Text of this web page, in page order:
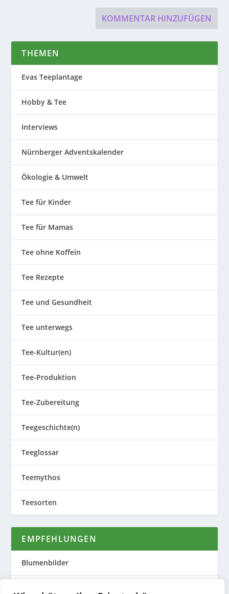
THEMEN
Evas Teeplantage
Hobby & Tee
Interviews
Nürnberger Adventskalender
Ökologie & Umwelt
Tee für Kinder
Tee für Mamas
Tee ohne Koffein
Tee Rezepte
Tee und Gesundheit
Tee unterwegs
Tee-Kultur(en)
Tee-Produktion
Tee-Zubereitung
Teegeschichte(n)
Teeglossar
Teemythos
Teesorten
EMPFEHLUNGEN
Blumenbilder